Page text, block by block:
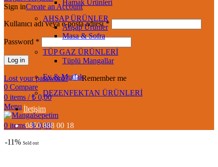
Sign inCreate an Account
Kullanıcı adı veya e-posta adresi*
Password *
Log in
Lost your password?
Remember me
0 Compare
0 items / ₺0,00
Menu
0 items / ₺0,00
Hamak Ürünleri
AHŞAP ÜRÜNLER
Ahşap Ürünler
Masa & Sofra
TÜP GAZ ÜRÜNLERİ
Tüplü Mangallar
Ev & Mutfak
DEZENFEKTAN ÜRÜNLERİ
İletişim
0850 888 00 18
-11% Sold out